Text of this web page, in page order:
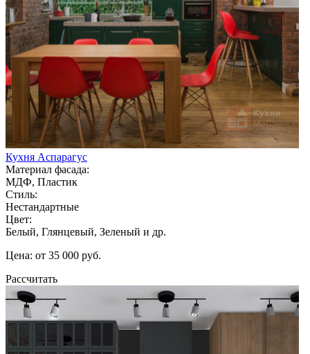
Кухня Аспарагус
Материал фасада:
МДФ, Пластик
Стиль:
Нестандартные
Цвет:
Белый, Глянцевый, Зеленый и др.
Цена: от 35 000 руб.
Рассчитать